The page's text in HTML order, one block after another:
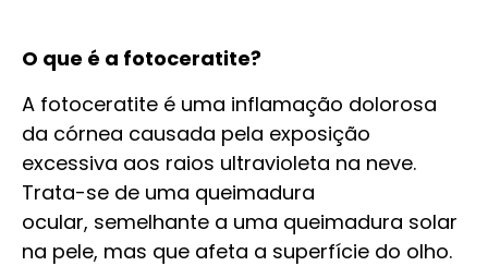
O que é a fotoceratite?
A fotoceratite é uma inflamação dolorosa
da córnea causada pela exposição
excessiva aos raios ultravioleta na neve.
Trata-se de uma queimadura
ocular, semelhante a uma queimadura solar
na pele, mas que afeta a superfície do olho.